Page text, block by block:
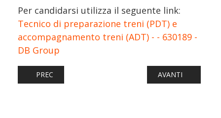
Per candidarsi utilizza il seguente link:
Tecnico di preparazione treni (PDT) e
accompagnamento treni (ADT) - - 630189 -
DB Group
ARTICOLO PRECEDENTE: DB CARGO ITALIA CERCA UN
PREC ARTICOLO
AVANTI